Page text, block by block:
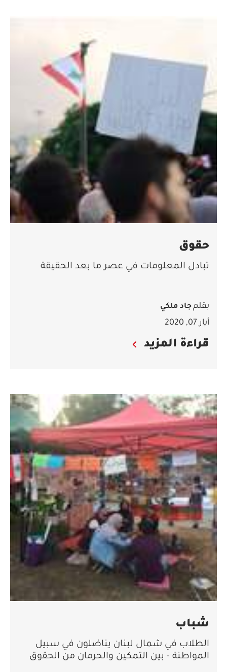
حقوق
تبادل المعلومات في عصر ما بعد الحقيقة
بقلمجاد ملكي
أيار 07, 2020
قراءة المزيد
شباب
الطلاب في شمال لبنان يناضلون في سبيل
المواطنة - بين التمكين والحرمان من الحقوق